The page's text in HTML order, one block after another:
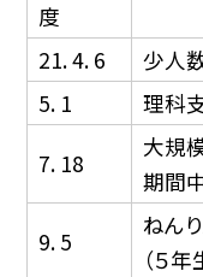
度
21. 4. 6
少人
5. 1
理科
7. 18
大規
期間
9. 5
ねん
（５年